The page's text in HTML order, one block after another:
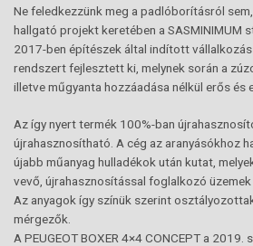
Ne feledkezzünk meg a padlóborításról sem,
hallgató projekt keretében a SASMINIMUM
2017-ben építészek által indított
rendszert fejlesztett ki, melynek során a
illetve műgyanta hozzáadása nélkül erős és
Az így nyert termék 100%-ban
újrahasznosítható. A cég az aranyásókhoz
újabb műanyag hulladékok után kutat,
vevő, újrahasznosítással foglalkozó
Az anyagok így színük szerint
mérgezők.
A PEUGEOT BOXER 4×4 CONCEPT a